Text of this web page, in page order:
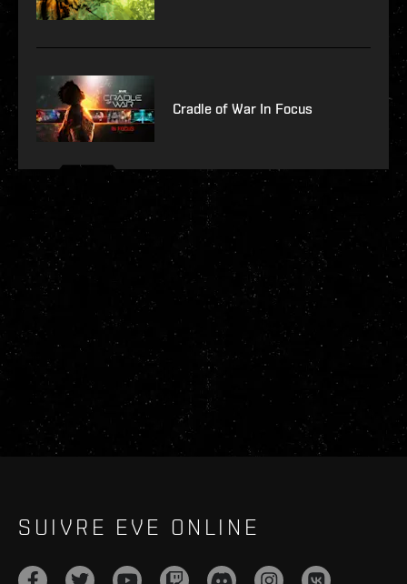
Cradle of War In Focus
SUIVRE EVE ONLINE